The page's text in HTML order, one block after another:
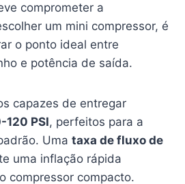
comprometer a
um mini compressor, é
o ponto ideal entre
e potência de saída.
capazes de entregar
PSI, perfeitos para a
Uma taxa de fluxo de
uma inflação rápida
compressor compacto.